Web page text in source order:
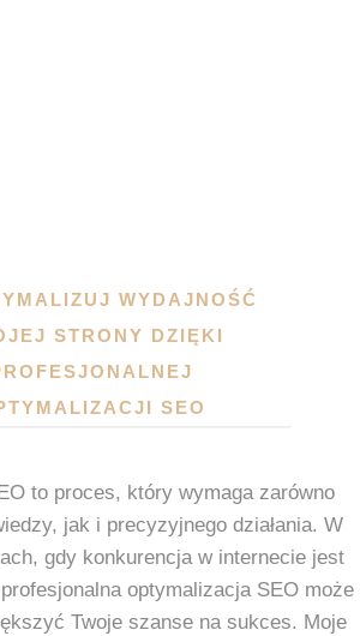
WYDAJNOŚĆ
STRONY DZIĘKI
SEO
to proces, który wymaga zarówno
jak i precyzyjnego działania. W
gdy konkurencja w internecie jest
optymalizacja SEO może
Twoje szanse na sukces. Moje